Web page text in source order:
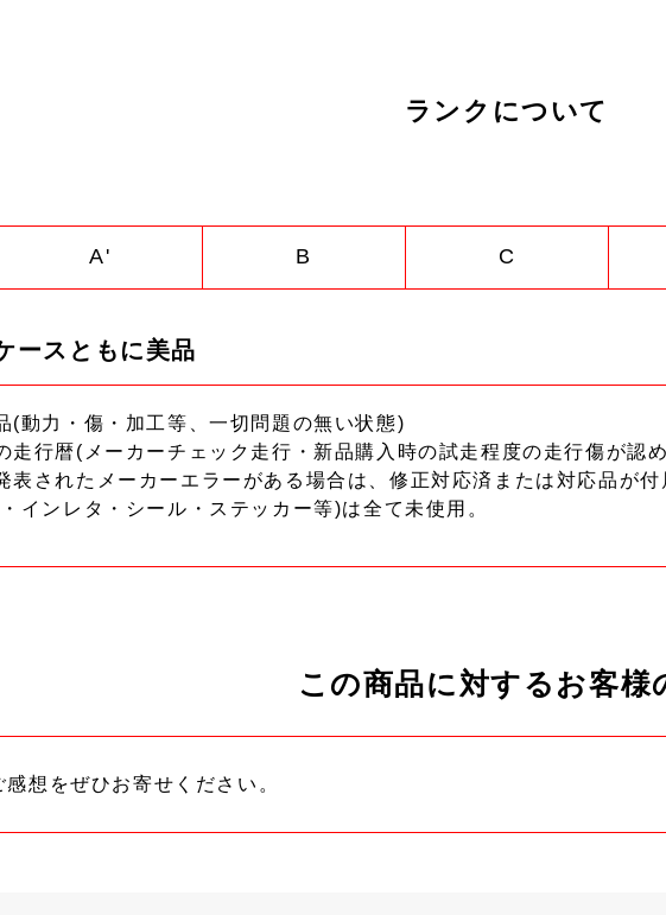
ランクについて
A' B C
ースともに美品
(動力・傷・加工等、一切問題の無い状態)
走行暦(メーカーチェック走行・新品購入時の試走程度の走行傷が認
表されたメーカーエラーがある場合は、修正対応済または対応品が付
インレタ・シール・ステッカー等)は全て未使用。
この商品に対するお客様
想をぜひお寄せください。